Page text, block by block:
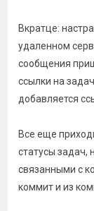
Вкратце:
удаленном
сообщения
ссылки на
добавляется
Все еще
статусы задач,
связанными с
коммит и из